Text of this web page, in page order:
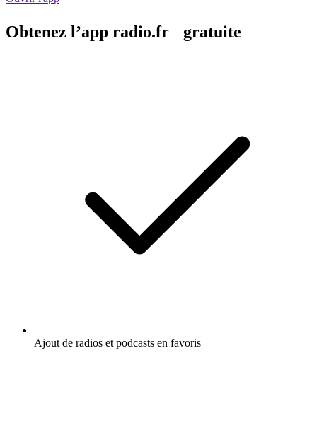
Obtenez l’app radio.fr gratuite
Ajout de radios et podcasts en favoris